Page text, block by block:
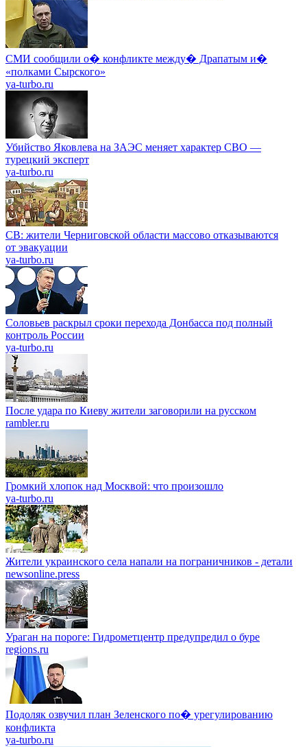
СМИ сообщили о� конфликте между� Драпатым и�
«полками Сырского»
ya-turbo.ru
Убийство Яковлева на ЗАЭС меняет характер СВО —
турецкий эксперт
ya-turbo.ru
СВ: жители Черниговской области массово отказываются
от эвакуации
ya-turbo.ru
Соловьев раскрыл сроки перехода Донбасса под полный
контроль России
ya-turbo.ru
После удара по Киеву жители заговорили на русском
rambler.ru
Громкий хлопок над Москвой: что произошло
ya-turbo.ru
Жители украинского села напали на пограничников - детали
newsonline.press
Ураган на пороге: Гидрометцентр предупредил о буре
regions.ru
Подоляк озвучил план Зеленского по� урегулированию
конфликта
ya-turbo.ru